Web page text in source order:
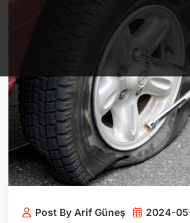
Post By Arif Güneş
2024-